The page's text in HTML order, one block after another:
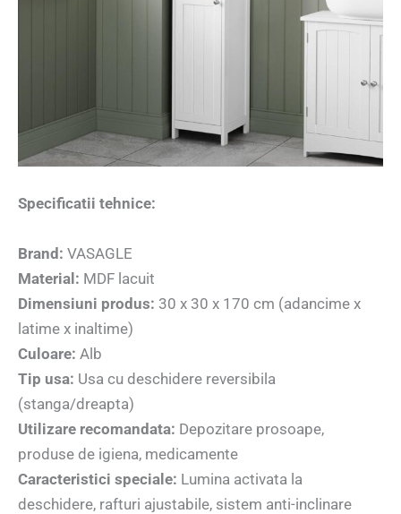
Specificatii tehnice:
Brand: VASAGLE
Material: MDF lacuit
Dimensiuni produs: 30 x 30 x 170 cm (adancime x
latime x inaltime)
Culoare: Alb
Tip usa: Usa cu deschidere reversibila
(stanga/dreapta)
Utilizare recomandata: Depozitare prosoape,
produse de igiena, medicamente
Caracteristici speciale: Lumina activata la
deschidere, rafturi ajustabile, sistem anti-inclinare